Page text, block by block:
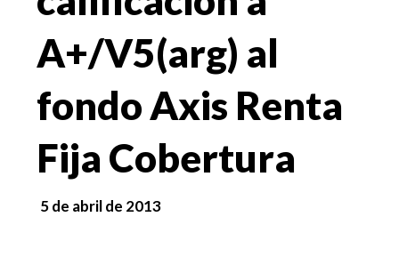
A+/V5(arg) al
fondo Axis Renta
Fija Cobertura
5 de abril de 2013